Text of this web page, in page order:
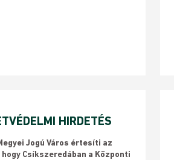
HIRDETÉS
Jogú Város értesíti az
Csíkszeredában a Központi